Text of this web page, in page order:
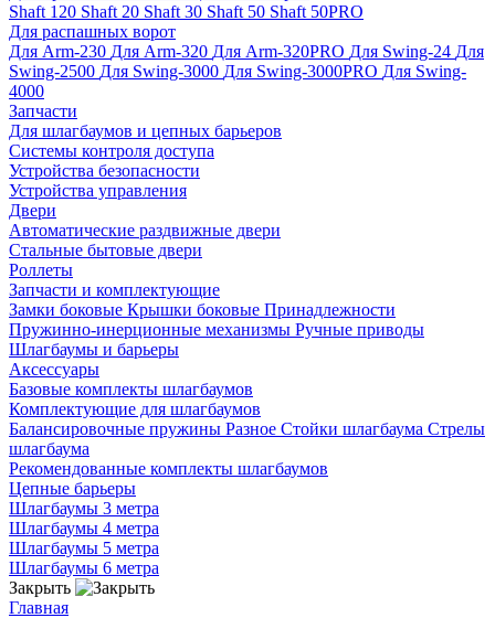
Shaft 120 Shaft 20 Shaft 30 Shaft 50 Shaft 50PRO
Для распашных ворот
Для Arm-230 Для Arm-320 Для Arm-320PRO Для Swing-24 Для
Swing-2500 Для Swing-3000 Для Swing-3000PRO Для Swing-
4000
Запчасти
Для шлагбаумов и цепных барьеров
Системы контроля доступа
Устройства безопасности
Устройства управления
Двери
Автоматические раздвижные двери
Стальные бытовые двери
Роллеты
Запчасти и комплектующие
Замки боковые Крышки боковые Принадлежности
Пружинно-инерционные механизмы Ручные приводы
Шлагбаумы и барьеры
Аксессуары
Базовые комплекты шлагбаумов
Комплектующие для шлагбаумов
Балансировочные пружины Разное Стойки шлагбаума Стрелы
шлагбаума
Рекомендованные комплекты шлагбаумов
Цепные барьеры
Шлагбаумы 3 метра
Шлагбаумы 4 метра
Шлагбаумы 5 метра
Шлагбаумы 6 метра
Закрыть
Главная